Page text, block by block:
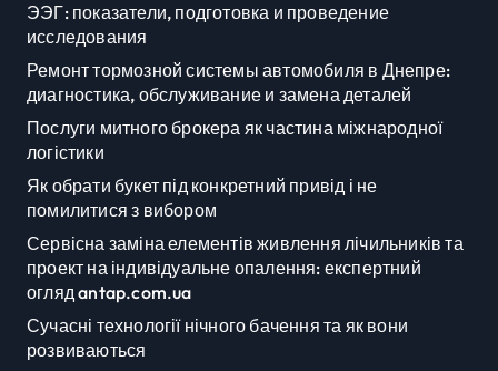
ЭЭГ: показатели, подготовка и проведение
исследования
Ремонт тормозной системы автомобиля в Днепре:
диагностика, обслуживание и замена деталей
Послуги митного брокера як частина міжнародної
логістики
Як обрати букет під конкретний привід і не
помилитися з вибором
Сервісна заміна елементів живлення лічильників та
проект на індивідуальне опалення: експертний
огляд antap.com.ua
Сучасні технології нічного бачення та як вони
розвиваються